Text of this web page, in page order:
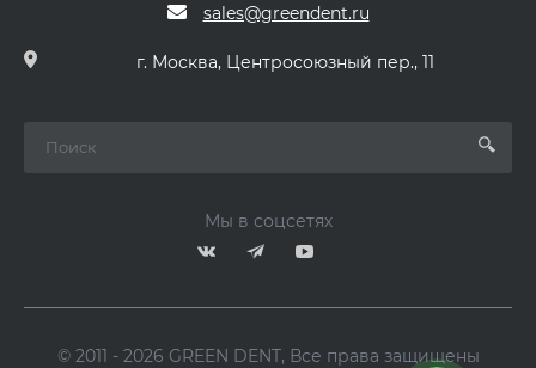
sales@greendent.ru
г. Москва, Центросоюзный пер., 11
Мы в соцсетях
© 2011 - 2026 GREEN DENT, Все права защищены